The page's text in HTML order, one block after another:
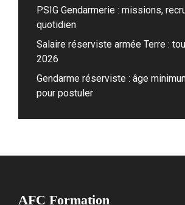
PSIG Gendarmerie : missions,
quotidien
Salaire réserviste armée Terre :
2026
Gendarme réserviste : âge
pour postuler
AFC Formation